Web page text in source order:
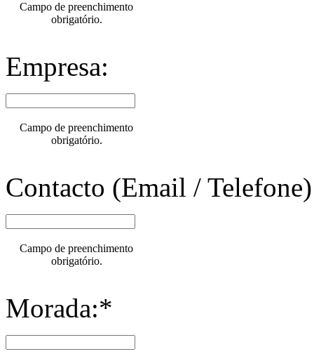
Campo de preenchimento
obrigatório.
Empresa:
Campo de preenchimento
obrigatório.
Contacto (Email /
Campo de preenchimento
obrigatório.
Morada:*